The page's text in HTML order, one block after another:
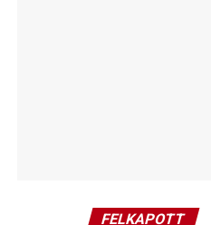
FELKAPOTT